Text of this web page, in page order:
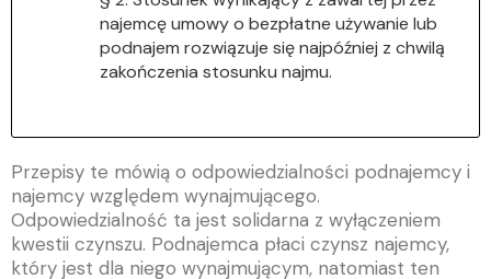
najemcę umowy o bezpłatne używanie lub
podnajem rozwiązuje się najpóźniej z chwilą
zakończenia stosunku najmu.
Przepisy te mówią o odpowiedzialności podnajemcy i
najemcy względem wynajmującego.
Odpowiedzialność ta jest solidarna z wyłączeniem
kwestii czynszu. Podnajemca płaci czynsz najemcy,
który jest dla niego wynajmującym, natomiast ten